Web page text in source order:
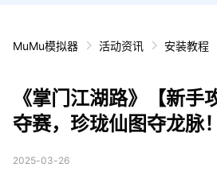
MuMu模拟器 活动资讯 安装教程
《掌门江湖路》【新手
夺赛，珍珑仙图夺龙脉！
2025-03-26